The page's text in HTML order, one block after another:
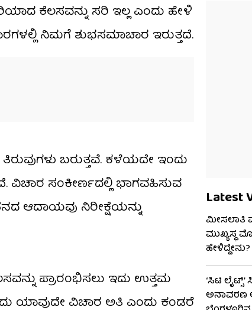
ಕೆಲಸವನ್ನು ಸರಿ ಇಲ್ಲ‌ ಎಂದು ಹೇಳಿ
ನಿಮಗೆ ಶುಭಸಮಾಚಾರ ಇರುತ್ತದೆ.
ಬರುತ್ತವೆ. ಕಳೆಯದೇ ಇಂದು
ವಿಚಾರ ಸಂಕೀರ್ಣದಲ್ಲಿ ಭಾಗವಹಿಸುವ
ಆದಾಯವು ನಿರೀಕ್ಷೆಯನ್ನು
ಪ್ರಾರಂಭಿಸಲು ಇದು ಉತ್ತಮ
ಯಾವುದೇ ವಿಚಾರ ಅತಿ ಎಂದು ಕಂಡರೆ
Latest
ಮೀಸಲಾತಿ
ಮುಖ್ಯಸ್ಥ
ಹೇಳಿದ್ದೇನು?
‘ಸಿಟಿ
ಅನಾವರಣ